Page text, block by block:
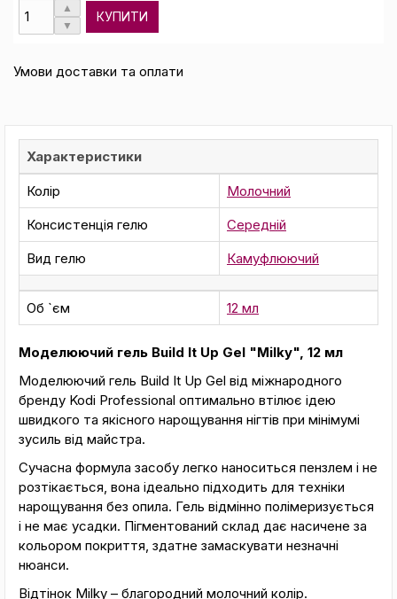
КУПИТИ
Умови доставки та оплати
Характеристики
Колір
Молочний
Консистенція гелю
Середній
Вид гелю
Камуфлюючий
Об `єм 12 мл
Моделюючий гель Build It Up Gel "Milky", 12 мл
Моделюючий гель Build It Up Gel від міжнародного
бренду Kodi Professional оптимально втілює ідею
швидкого та якісного нарощування нігтів при мінімумі
зусиль від майстра.
Сучасна формула засобу легко наноситься пензлем і не
розтікається, вона ідеально підходить для техніки
нарощування без опила. Гель відмінно полімеризується
і не має усадки. Пігментований склад дає насичене за
кольором покриття, здатне замаскувати незначні
нюанси.
Відтінок Milky – благородний молочний колір.